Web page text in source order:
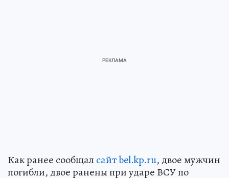
Как ранее сообщал сайт bel.kp.ru, двое мужчин
погибли, двое ранены при ударе ВСУ по